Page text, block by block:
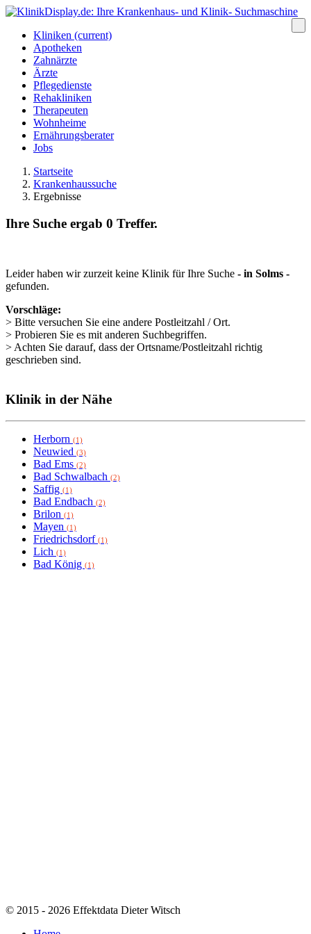
Kliniken (current)
Apotheken
Zahnärzte
Ärzte
Pflegedienste
Rehakliniken
Therapeuten
Wohnheime
Ernährungsberater
Jobs
Startseite
Krankenhaussuche
Ergebnisse
Ihre Suche ergab 0 Treffer.
Leider haben wir zurzeit keine Klinik für Ihre Suche - in Solms -
gefunden.
Vorschläge:
> Bitte versuchen Sie eine andere Postleitzahl / Ort.
> Probieren Sie es mit anderen Suchbegriffen.
> Achten Sie darauf, dass der Ortsname/Postleitzahl richtig
geschrieben sind.
Klinik in der Nähe
Herborn (1)
Neuwied (3)
Bad Ems (2)
Bad Schwalbach (2)
Saffig (1)
Bad Endbach (2)
Brilon (1)
Mayen (1)
Friedrichsdorf (1)
Lich (1)
Bad König (1)
© 2015 - 2026 Effektdata Dieter Witsch